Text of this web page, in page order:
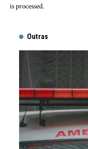
is processed.
Outras